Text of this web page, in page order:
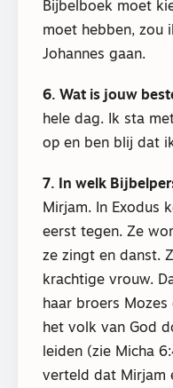
Bijbelboek moet
moet hebben, zou
Johannes gaan.
6. Wat is jouw
hele dag. Ik sta
op en ben blij dat
7. In welk
Mirjam. In Exodus
eerst tegen. Ze
ze zingt en danst.
krachtige vrouw.
haar broers
het volk van God
leiden (zie Micha
verteld dat Mirjam